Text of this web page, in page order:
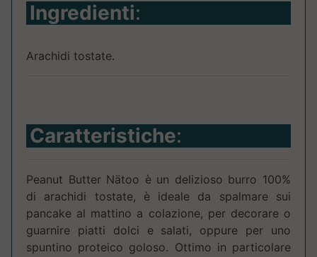
Ingredienti:
Arachidi tostate.
Caratteristiche:
Peanut Butter Nätoo è un delizioso burro 100%
di arachidi tostate, è ideale da spalmare sui
pancake al mattino a colazione, per decorare o
guarnire piatti dolci e salati, oppure per uno
spuntino proteico goloso. Ottimo in particolare